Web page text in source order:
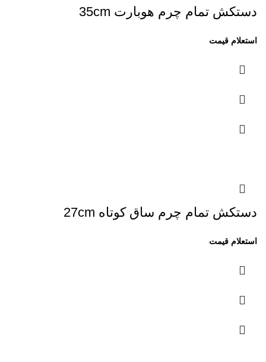
دستکش تمام چرم هوبارت 35cm
دستکش تمام چرم ساق کوتاه 27cm